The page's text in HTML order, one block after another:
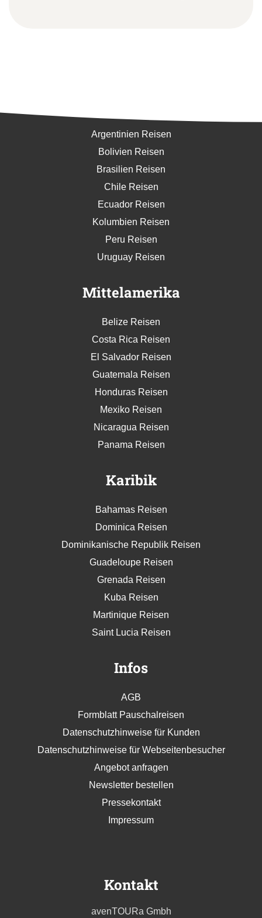
Argentinien Reisen
Bolivien Reisen
Brasilien Reisen
Chile Reisen
Ecuador Reisen
Kolumbien Reisen
Peru Reisen
Uruguay Reisen
Mittelamerika
Belize Reisen
Costa Rica Reisen
El Salvador Reisen
Guatemala Reisen
Honduras Reisen
Mexiko Reisen
Nicaragua Reisen
Panama Reisen
Karibik
Bahamas Reisen
Dominica Reisen
Dominikanische Republik Reisen
Guadeloupe Reisen
Grenada Reisen
Kuba Reisen
Martinique Reisen
Saint Lucia Reisen
Infos
AGB
Formblatt Pauschalreisen
Datenschutzhinweise für Kunden
Datenschutzhinweise für Webseitenbesucher
Angebot anfragen
Newsletter bestellen
Pressekontakt
Impressum
Kontakt
avenTOURa Gmbh